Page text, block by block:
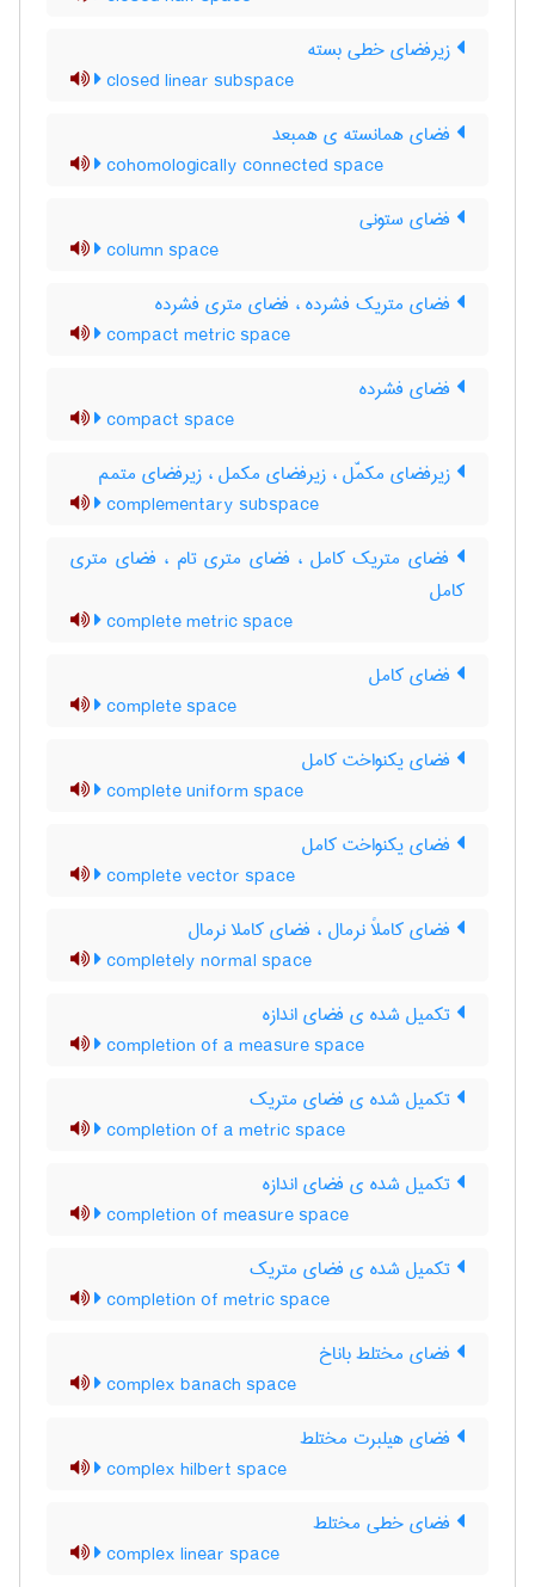
زیرفضای خطی بسته
closed linear subspace
فضای همانسته ی همبعد
cohomologically connected space
فضای ستونی
column space
فضای متریک فشرده ، فضای متری فشرده
compact metric space
فضای فشرده
compact space
زیرفضای مکمّل ، زیرفضای مکمل ، زیرفضای متمم
complementary subspace
فضای متریک کامل ، فضای متری تام ، فضای متری
کامل
complete metric space
فضای کامل
complete space
فضای یکنواخت کامل
complete uniform space
فضای یکنواخت کامل
complete vector space
فضای کاملاً نرمال ، فضای کاملا نرمال
completely normal space
تکمیل شده ی فضای اندازه
completion of a measure space
تکمیل شده ی فضای متریک
completion of a metric space
تکمیل شده ی فضای اندازه
completion of measure space
تکمیل شده ی فضای متریک
completion of metric space
فضای مختلط باناخ
complex banach space
فضای هیلبرت مختلط
complex hilbert space
فضای خطی مختلط
complex linear space